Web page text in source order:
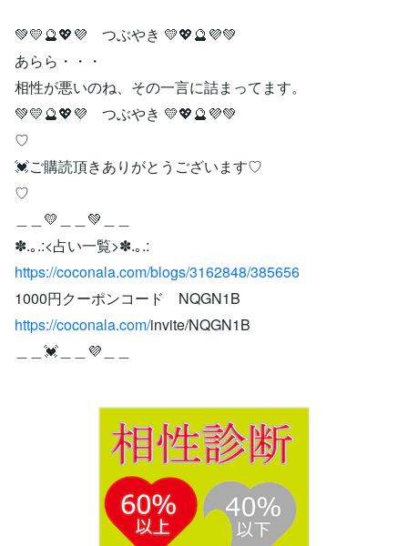
💚💛🔮💖💜 つぶやき 💛💖🔮💜💚
あらら・・・
相性が悪いのね、その一言に詰まってます。
💚💛🔮💖💜 つぶやき 💛💖🔮💜💚
♡
💓ご購読頂きありがとうございます♡
♡
＿＿💛＿＿💚＿＿
✽.｡.:<占い一覧>✽.｡.:
https://coconala.com/blogs/3162848/385656
1000円クーポンコード NQGN1B
https://coconala.com/invite/NQGN1B
＿＿💓＿＿💜＿＿